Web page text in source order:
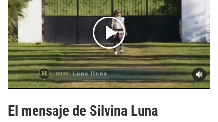
El mensaje de Silvina Luna